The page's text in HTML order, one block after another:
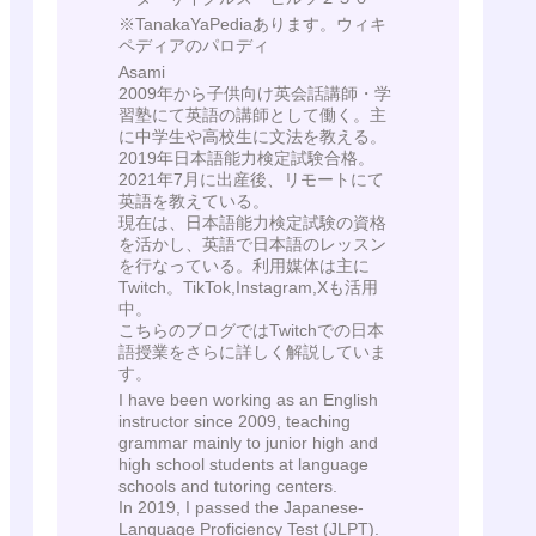
※TanakaYaPediaあります。ウィキ
ペディアのパロディ
Asami
2009年から子供向け英会話講師・学
習塾にて英語の講師として働く。主
に中学生や高校生に文法を教える。
2019年日本語能力検定試験合格。
2021年7月に出産後、リモートにて
英語を教えている。
現在は、日本語能力検定試験の資格
を活かし、英語で日本語のレッスン
を行なっている。利用媒体は主に
Twitch。TikTok,Instagram,Xも活用
中。
こちらのブログではTwitchでの日本
語授業をさらに詳しく解説していま
す。
I have been working as an English
instructor since 2009, teaching
grammar mainly to junior high and
high school students at language
schools and tutoring centers.
In 2019, I passed the Japanese-
Language Proficiency Test (JLPT).